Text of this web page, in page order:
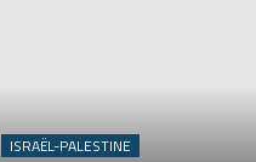
ISRAËL-PALESTINE